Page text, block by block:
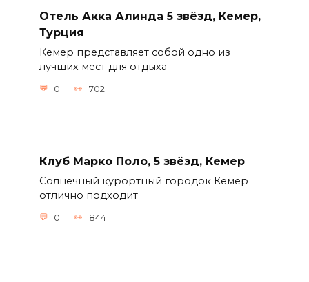
Отель Акка Алинда 5 звёзд, Кемер,
Турция
Кемер представляет собой одно из
лучших мест для отдыха
0 702
Клуб Марко Поло, 5 звёзд, Кемер
Солнечный курортный городок Кемер
отлично подходит
0 844